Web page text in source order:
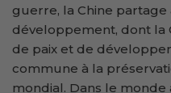
guerre, la Chine partage
développement, dont la
de paix et de
commune à la
mondial. Dans le monde